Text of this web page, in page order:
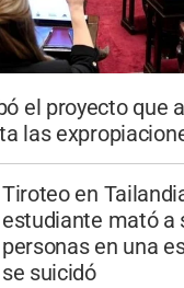
el proyecto que
las
Tiroteo en
estudiante mató a
personas en una
se suicidó